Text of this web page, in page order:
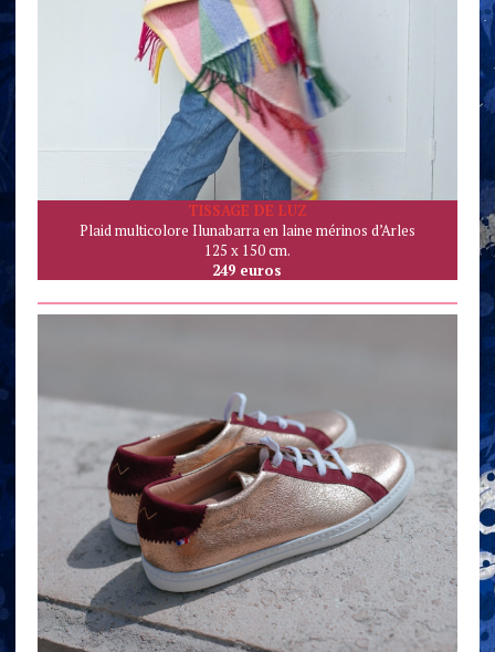
TISSAGE DE LUZ
Plaid multicolore Ilunabarra en laine mérinos d’Arles
125 x 150 cm.
249 euros